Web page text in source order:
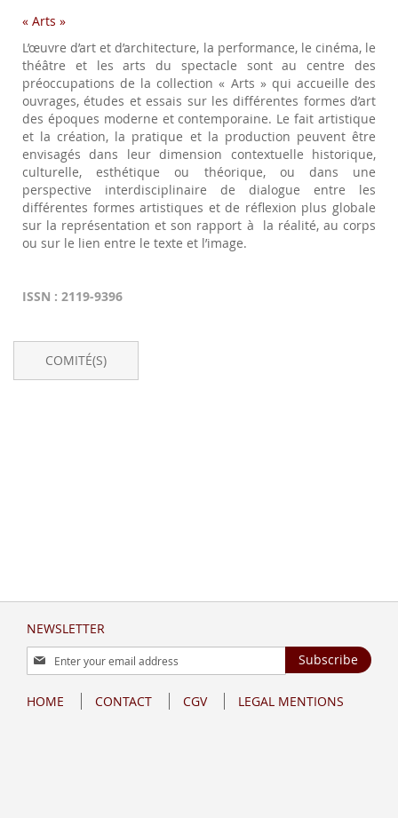
page
« Arts »
L’œuvre d’art et d’architecture, la performance, le cinéma, le
théâtre et les arts du spectacle sont au centre des
préoccupations de la collection « Arts » qui accueille des
ouvrages, études et essais sur les différentes formes d’art
des époques moderne et contemporaine. Le fait artistique
et la création, la pratique et la production peuvent être
envisagés dans leur dimension contextuelle historique,
culturelle, esthétique ou théorique, ou dans une
perspective interdisciplinaire de dialogue entre les
différentes formes artistiques et de réflexion plus globale
sur la représentation et son rapport à la réalité, au corps
ou sur le lien entre le texte et l’image.
ISSN : 2119-9396
COMITÉ(S)
NEWSLETTER
Sign
Up
Our
Subscribe
HOME CONTACT CGV LEGAL MENTIONS